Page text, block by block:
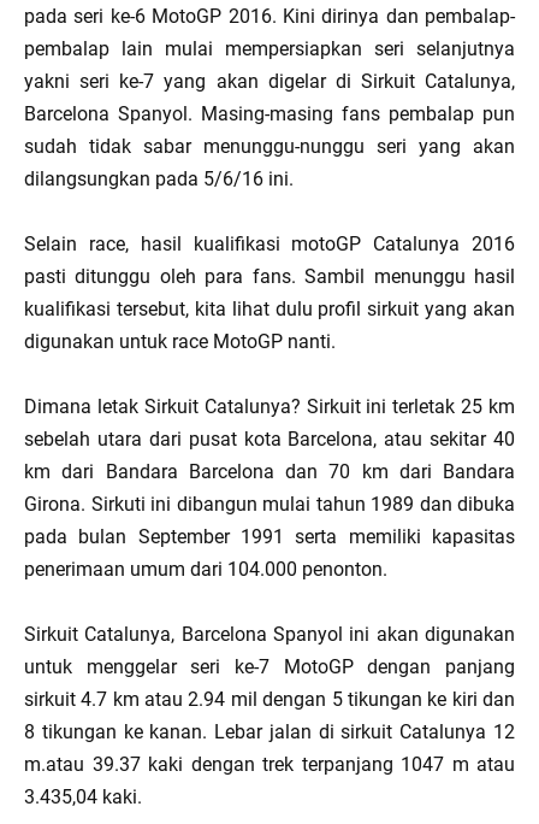
pada seri ke-6 MotoGP 2016. Kini dirinya dan pembalap-
pembalap lain mulai mempersiapkan seri selanjutnya
yakni seri ke-7 yang akan digelar di Sirkuit Catalunya,
Barcelona Spanyol. Masing-masing fans pembalap pun
sudah tidak sabar menunggu-nunggu seri yang akan
dilangsungkan pada 5/6/16 ini.
Selain race, hasil kualifikasi motoGP Catalunya 2016
pasti ditunggu oleh para fans. Sambil menunggu hasil
kualifikasi tersebut, kita lihat dulu profil sirkuit yang akan
digunakan untuk race MotoGP nanti.
Dimana letak Sirkuit Catalunya? Sirkuit ini terletak 25 km
sebelah utara dari pusat kota Barcelona, atau sekitar 40
km dari Bandara Barcelona dan 70 km dari Bandara
Girona. Sirkuti ini dibangun mulai tahun 1989 dan dibuka
pada bulan September 1991 serta memiliki kapasitas
penerimaan umum dari 104.000 penonton.
Sirkuit Catalunya, Barcelona Spanyol ini akan digunakan
untuk menggelar seri ke-7 MotoGP dengan panjang
sirkuit 4.7 km atau 2.94 mil dengan 5 tikungan ke kiri dan
8 tikungan ke kanan. Lebar jalan di sirkuit Catalunya 12
m.atau 39.37 kaki dengan trek terpanjang 1047 m atau
3.435,04 kaki.